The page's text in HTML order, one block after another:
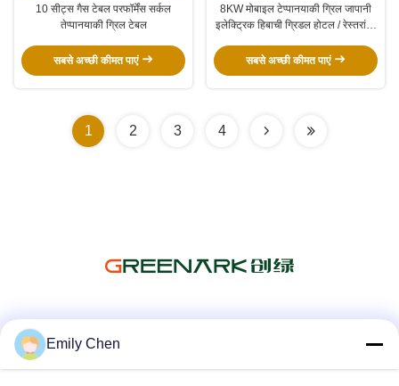
10 सीट्स गैस टेबल परफॉर्मेंस सर्कल
तेप्पानयाकी ग्रिल टेबल
सबसे अच्छी कीमत पाएं
8KW मोबाइल टेप्पानयाकी ग्रिल जापानी
इलेक्ट्रिक हिबाची ग्रिडल होटल / रेस्तरां के
सबसे अच्छी कीमत पाएं
1 2 3 4
Emily Chen